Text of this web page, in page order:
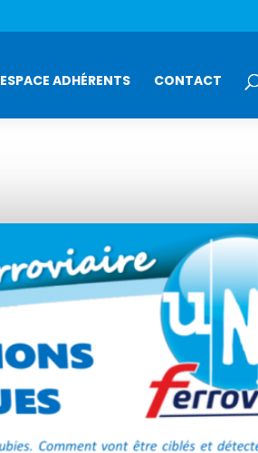
ESPACE ADHÉRENTS CONTACT